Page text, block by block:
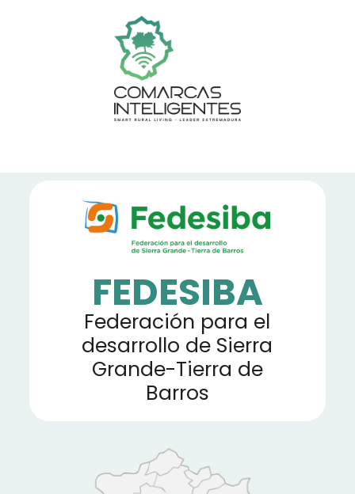
FEDESIBA
Federación para el
desarrollo de Sierra
Grande-Tierra de
Barros